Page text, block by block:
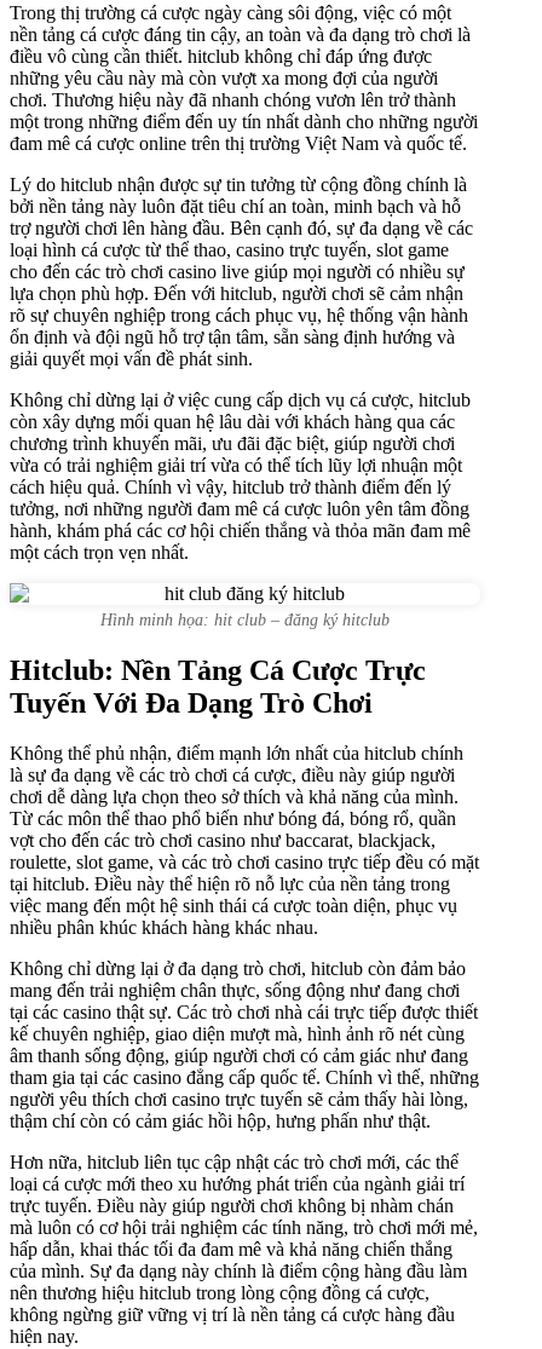
Trong thị trường cá cược ngày càng sôi động, việc có một
nền tảng cá cược đáng tin cậy, an toàn và đa dạng trò chơi là
điều vô cùng cần thiết. hitclub không chỉ đáp ứng được
những yêu cầu này mà còn vượt xa mong đợi của người
chơi. Thương hiệu này đã nhanh chóng vươn lên trở thành
một trong những điểm đến uy tín nhất dành cho những người
đam mê cá cược online trên thị trường Việt Nam và quốc tế.
Lý do hitclub nhận được sự tin tưởng từ cộng đồng chính là
bởi nền tảng này luôn đặt tiêu chí an toàn, minh bạch và hỗ
trợ người chơi lên hàng đầu. Bên cạnh đó, sự đa dạng về các
loại hình cá cược từ thể thao, casino trực tuyến, slot game
cho đến các trò chơi casino live giúp mọi người có nhiều sự
lựa chọn phù hợp. Đến với hitclub, người chơi sẽ cảm nhận
rõ sự chuyên nghiệp trong cách phục vụ, hệ thống vận hành
ổn định và đội ngũ hỗ trợ tận tâm, sẵn sàng định hướng và
giải quyết mọi vấn đề phát sinh.
Không chỉ dừng lại ở việc cung cấp dịch vụ cá cược, hitclub
còn xây dựng mối quan hệ lâu dài với khách hàng qua các
chương trình khuyến mãi, ưu đãi đặc biệt, giúp người chơi
vừa có trải nghiệm giải trí vừa có thể tích lũy lợi nhuận một
cách hiệu quả. Chính vì vậy, hitclub trở thành điểm đến lý
tưởng, nơi những người đam mê cá cược luôn yên tâm đồng
hành, khám phá các cơ hội chiến thắng và thỏa mãn đam mê
một cách trọn vẹn nhất.
Hình minh họa: hit club – đăng ký hitclub
Hitclub: Nền Tảng Cá Cược Trực
Tuyến Với Đa Dạng Trò Chơi
Không thể phủ nhận, điểm mạnh lớn nhất của hitclub chính
là sự đa dạng về các trò chơi cá cược, điều này giúp người
chơi dễ dàng lựa chọn theo sở thích và khả năng của mình.
Từ các môn thể thao phổ biến như bóng đá, bóng rổ, quần
vợt cho đến các trò chơi casino như baccarat, blackjack,
roulette, slot game, và các trò chơi casino trực tiếp đều có mặt
tại hitclub. Điều này thể hiện rõ nỗ lực của nền tảng trong
việc mang đến một hệ sinh thái cá cược toàn diện, phục vụ
nhiều phân khúc khách hàng khác nhau.
Không chỉ dừng lại ở đa dạng trò chơi, hitclub còn đảm bảo
mang đến trải nghiệm chân thực, sống động như đang chơi
tại các casino thật sự. Các trò chơi nhà cái trực tiếp được thiết
kế chuyên nghiệp, giao diện mượt mà, hình ảnh rõ nét cùng
âm thanh sống động, giúp người chơi có cảm giác như đang
tham gia tại các casino đẳng cấp quốc tế. Chính vì thế, những
người yêu thích chơi casino trực tuyến sẽ cảm thấy hài lòng,
thậm chí còn có cảm giác hồi hộp, hưng phấn như thật.
Hơn nữa, hitclub liên tục cập nhật các trò chơi mới, các thể
loại cá cược mới theo xu hướng phát triển của ngành giải trí
trực tuyến. Điều này giúp người chơi không bị nhàm chán
mà luôn có cơ hội trải nghiệm các tính năng, trò chơi mới mẻ,
hấp dẫn, khai thác tối đa đam mê và khả năng chiến thắng
của mình. Sự đa dạng này chính là điểm cộng hàng đầu làm
nên thương hiệu hitclub trong lòng cộng đồng cá cược,
không ngừng giữ vững vị trí là nền tảng cá cược hàng đầu
hiện nay.